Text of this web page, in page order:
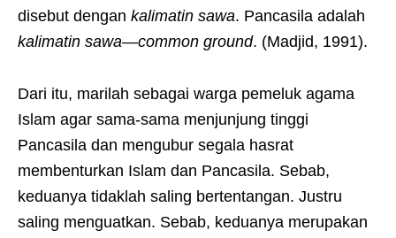
disebut dengan kalimatin sawa. Pancasila adalah
kalimatin sawa—common ground. (Madjid, 1991).
Dari itu, marilah sebagai warga pemeluk agama
Islam agar sama-sama menjunjung tinggi
Pancasila dan mengubur segala hasrat
membenturkan Islam dan Pancasila. Sebab,
keduanya tidaklah saling bertentangan. Justru
saling menguatkan. Sebab, keduanya merupakan